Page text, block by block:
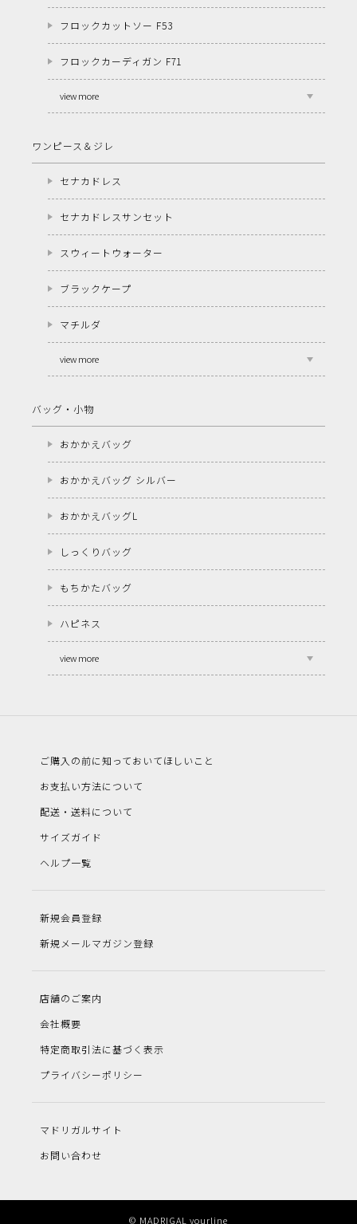
フロックカットソー F53
フロックカーディガン F71
view more
ワンピース＆ジレ
セナカドレス
セナカドレスサンセット
スウィートウォーター
ブラックケープ
マチルダ
view more
バッグ・小物
おかかえバッグ
おかかえバッグ シルバー
おかかえバッグL
しっくりバッグ
もちかたバッグ
ハピネス
view more
ご購入の前に知っておいてほしいこと
お支払い方法について
配送・送料について
サイズガイド
ヘルプ一覧
新規会員登録
新規メールマガジン登録
店舗のご案内
会社概要
特定商取引法に基づく表示
プライバシーポリシー
マドリガルサイト
お問い合わせ
© MADRIGAL yourline